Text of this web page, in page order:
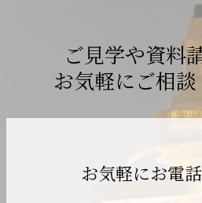
ご見学や資料
お気軽にご相談
お気軽にお電